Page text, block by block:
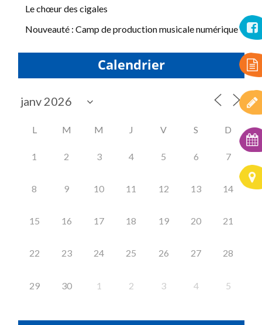
Le chœur des cigales
Nouveauté : Camp de production musicale numérique
Calendrier
L M M J V S D
1 2 3 4 5 6 7
8 9 10 11 12 13 14
15 16 17 18 19 20 21
22 23 24 25 26 27 28
29 30 1 2 3 4 5